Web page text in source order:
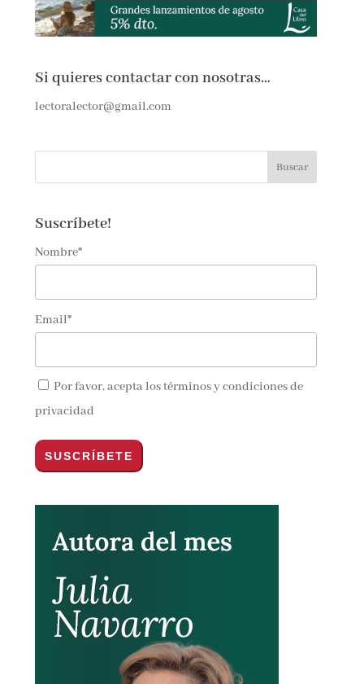
Si quieres contactar con nosotras…
lectoralector@gmail.com
Suscríbete!
Nombre*
Email*
Por favor, acepta lostérminos y condiciones de
privacidad